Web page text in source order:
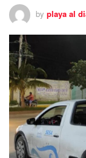
by playa al